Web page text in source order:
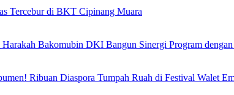
Tercebur di BKT Cipinang Muara
Harakah Bakomubin DKI Bangun Sinergi Program
Ribuan Diaspora Tumpah Ruah di Festival Walet